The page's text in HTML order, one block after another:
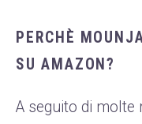
PERCHÈ
SU AMAZON?
A seguito di molte